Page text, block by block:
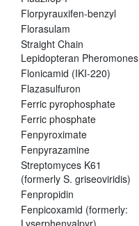
Florpyrauxifen-benzyl
Florasulam
Straight Chain
Lepidopteran Pheromones
Flonicamid (IKI-220)
Flazasulfuron
Ferric pyrophosphate
Ferric phosphate
Fenpyroximate
Fenpyrazamine
Streptomyces K61
(formerly S. griseoviridis)
Fenpropidin
Fenpicoxamid (formerly: